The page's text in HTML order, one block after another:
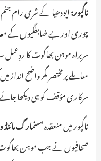
ناگپور:ایودھیا کے شری رام
سربراہ موہن بھاگوت کا
معاملے پر مختصر مگر واضح
سرکاری مؤقف کو ہی دیکھا
ناگپور میں منعقدہ‘سنمارگ مائنڈ
صحافیوں نے جب موہن بھاگوت